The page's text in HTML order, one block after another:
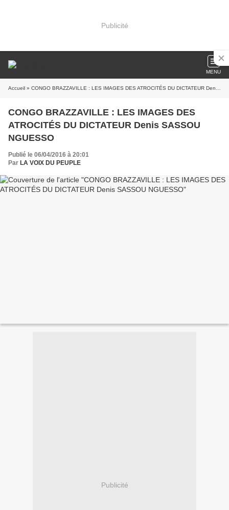
Publicité
MENU
Accueil » CONGO BRAZZAVILLE : LES IMAGES DES ATROCITÉS DU DICTATEUR Denis SASSOU NGUESSO
CONGO BRAZZAVILLE : LES IMAGES DES
ATROCITÉS DU DICTATEUR Denis SASSOU
NGUESSO
Publié le 06/04/2016 à 20:01
Par LA VOIX DU PEUPLE
Publicité